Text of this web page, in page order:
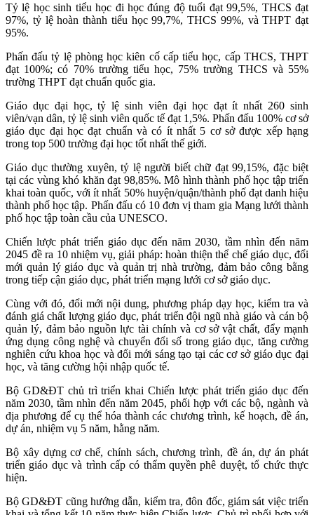
Tỷ lệ học sinh tiểu học đi học đúng độ tuổi đạt 99,5%, THCS đạt
97%, tỷ lệ hoàn thành tiểu học 99,7%, THCS 99%, và THPT đạt
95%.
Phấn đấu tỷ lệ phòng học kiên cố cấp tiểu học, cấp THCS, THPT
đạt 100%; có 70% trường tiểu học, 75% trường THCS và 55%
trường THPT đạt chuẩn quốc gia.
Giáo dục đại học, tỷ lệ sinh viên đại học đạt ít nhất 260 sinh
viên/vạn dân, tỷ lệ sinh viên quốc tế đạt 1,5%. Phấn đấu 100% cơ sở
giáo dục đại học đạt chuẩn và có ít nhất 5 cơ sở được xếp hạng
trong top 500 trường đại học tốt nhất thế giới.
Giáo dục thường xuyên, tỷ lệ người biết chữ đạt 99,15%, đặc biệt
tại các vùng khó khăn đạt 98,85%. Mô hình thành phố học tập triển
khai toàn quốc, với ít nhất 50% huyện/quận/thành phố đạt danh hiệu
thành phố học tập. Phấn đấu có 10 đơn vị tham gia Mạng lưới thành
phố học tập toàn cầu của UNESCO.
Chiến lược phát triển giáo dục đến năm 2030, tầm nhìn đến năm
2045 đề ra 10 nhiệm vụ, giải pháp: hoàn thiện thể chế giáo dục, đổi
mới quản lý giáo dục và quản trị nhà trường, đảm bảo công bằng
trong tiếp cận giáo dục, phát triển mạng lưới cơ sở giáo dục.
Cùng với đó, đổi mới nội dung, phương pháp dạy học, kiểm tra và
đánh giá chất lượng giáo dục, phát triển đội ngũ nhà giáo và cán bộ
quản lý, đảm bảo nguồn lực tài chính và cơ sở vật chất, đẩy mạnh
ứng dụng công nghệ và chuyển đổi số trong giáo dục, tăng cường
nghiên cứu khoa học và đổi mới sáng tạo tại các cơ sở giáo dục đại
học, và tăng cường hội nhập quốc tế.
Bộ GD&ĐT chủ trì triển khai Chiến lược phát triển giáo dục đến
năm 2030, tầm nhìn đến năm 2045, phối hợp với các bộ, ngành và
địa phương để cụ thể hóa thành các chương trình, kế hoạch, đề án,
dự án, nhiệm vụ 5 năm, hằng năm.
Bộ xây dựng cơ chế, chính sách, chương trình, đề án, dự án phát
triển giáo dục và trình cấp có thẩm quyền phê duyệt, tổ chức thực
hiện.
Bộ GD&ĐT cũng hướng dẫn, kiểm tra, đôn đốc, giám sát việc triển